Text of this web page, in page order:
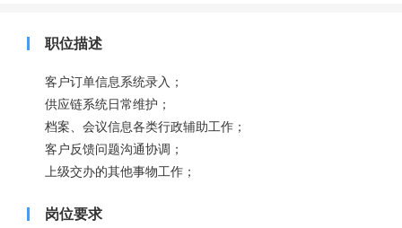
职位描述
客户订单信息系统录入；
供应链系统日常维护；
档案、会议信息各类行政辅助工作；
客户反馈问题沟通协调；
上级交办的其他事物工作；
岗位要求